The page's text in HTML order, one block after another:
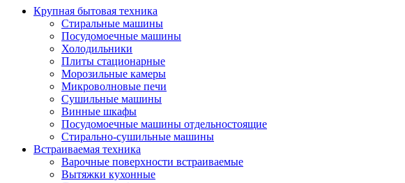
Крупная бытовая техника
Стиральные машины
Посудомоечные машины
Холодильники
Плиты стационарные
Морозильные камеры
Микроволновые печи
Сушильные машины
Винные шкафы
Посудомоечные машины отдельностоящие
Стирально-сушильные машины
Встраиваемая техника
Варочные поверхности встраиваемые
Вытяжки кухонные